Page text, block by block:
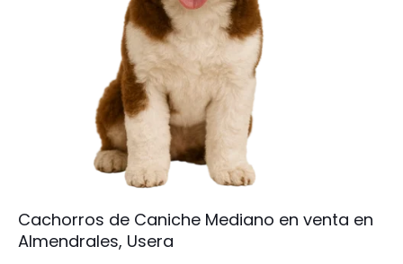
Cachorros de Caniche Mediano en venta en
Almendrales, Usera